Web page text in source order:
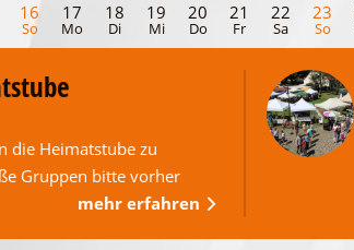
16
So
17
Mo
18
Di
19
Mi
20
Do
21
Fr
22
Sa
23
So
die Heimatstube zu
Gruppen bitte vorher
mehr erfahren